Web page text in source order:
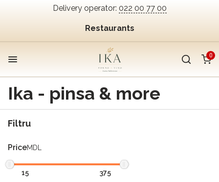
Delivery operator: 022 00 77 00
Restaurants
0
Ika - pinsa & more
Filtru
PriceMDL